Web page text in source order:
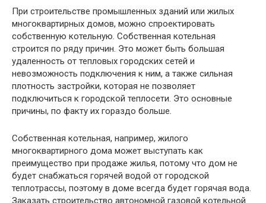
При строительстве промышленных зданий или жилых
многоквартирных домов, можно спроектировать
собственную котельную. Собственная котельная
строится по ряду причин. Это может быть большая
удаленность от тепловых городских сетей и
невозможность подключения к ним, а также сильная
плотность застройки, которая не позволяет
подключиться к городской теплосети. Это основные
причины, по факту их гораздо больше.
Собственная котельная, например, жилого
многоквартирного дома может выступать как
преимущество при продаже жилья, потому что дом не
будет снабжаться горячей водой от городской
теплотрассы, поэтому в доме всегда будет горячая вода.
Заказать строительство автономной газовой котельной